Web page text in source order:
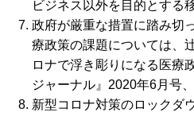
ビジネス以外を目的とする
政府が厳重な措置に踏み切
療政策の課題については、
ロナで浮き彫りになる医療
ジャーナル』2020年6月号
新型コロナ対策のロックダ